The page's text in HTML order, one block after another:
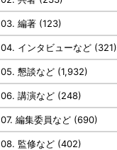
03. 編著 (123)
04. インタビューなど (321)
05. 懇談など (1,932)
06. 講演など (248)
07. 編集委員など (690)
08. 監修など (402)